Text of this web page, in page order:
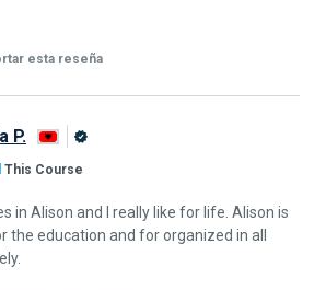
esta reseña
P.
Alison
This Course
in Alison and I really like for life. Alison is
education and for organized in all